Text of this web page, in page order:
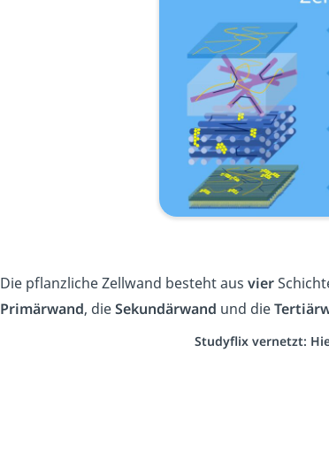
Die pflanzliche Zellwand besteht aus vier
Primärwand, dieSekundärwand und die
Studyflix vernetzt: